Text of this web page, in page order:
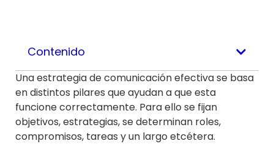
Contenido
Una estrategia de comunicación efectiva se basa
en distintos pilares que ayudan a que esta
funcione correctamente. Para ello se fijan
objetivos, estrategias, se determinan roles,
compromisos, tareas y un largo etcétera.